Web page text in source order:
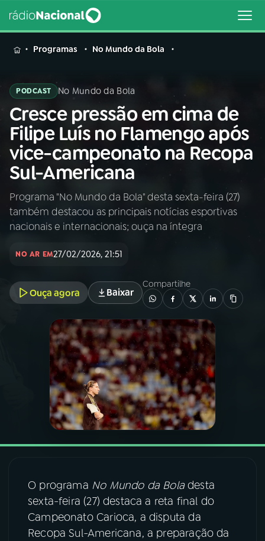
MENU
Buscar
na
Rádio
Nacional
Buscar
AO VIVO
01 INÍCIO
02A RÁDIO
03PROGRAMAÇÃO
PROGRAMAS
PODCASTS
VIDEOCASTS
07ÚLTIMAS
08FESTIVAL DE MÚSICA
ACOMPANHE A RÁDIO NACIONAL
Programas No Mundo da Bola
PODCAST No Mundo da Bola
Cresce pressão em cima de
Filipe Luís no Flamengo após
vice-campeonato na Recopa
Sul-Americana
Programa "No Mundo da Bola" desta sexta-feira (27)
também destacou as principais notícias esportivas
nacionais e internacionais; ouça na íntegra
NO AR EM27/02/2026, 21:51
Ouça agora Baixar
Compartilhe
O programa No Mundo da Boladesta
sexta-feira (27) destaca a reta final do
Campeonato Carioca, a disputa da
Recopa Sul-Americana, a preparação da